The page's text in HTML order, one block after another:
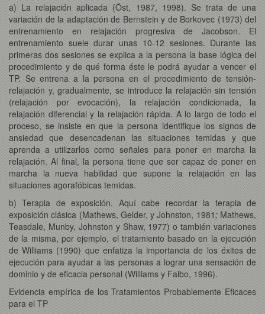
a) La relajación aplicada (Öst, 1987, 1998). Se trata de una
variación de la adaptación de Bernstein y de Borkovec (1973) del
entrenamiento en relajación progresiva de Jacobson. El
entrenamiento suele durar unas 10-12 sesiones. Durante las
primeras dos sesiones se explica a la persona la base lógica del
procedimiento y de qué forma éste le podrá ayudar a vencer el
TP. Se entrena a la persona en el procedimiento de tensión-
relajación y, gradualmente, se introduce la relajación sin tensión
(relajación por evocación), la relajación condicionada, la
relajación diferencial y la relajación rápida. A lo largo de todo el
proceso, se insiste en que la persona identifique los signos de
ansiedad que desencadenan las situaciones temidas y que
aprenda a utilizarlos como señales para poner en marcha la
relajación. Al final, la persona tiene que ser capaz de poner en
marcha la nueva habilidad que supone la relajación en las
situaciones agorafóbicas temidas.
b) Terapia de exposición. Aquí cabe recordar la terapia de
exposición clásica (Mathews, Gelder, y Johnston, 1981 ; Mathews,
Teasdale, Munby, Johnston y Shaw, 1977) o también variaciones
de la misma, por ejemplo, el tratamiento basado en la ejecución
de Williams (1990) que enfatiza la importancia de los éxitos de
ejecución para ayudar a las personas a lograr una sensación de
dominio y de eficacia personal (Williams y Falbo, 1996).
Evidencia empírica de los Tratamientos Probablemente Eficaces
para el TP